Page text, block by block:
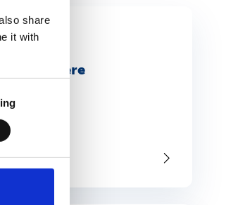
share
it with
een kortere
van...